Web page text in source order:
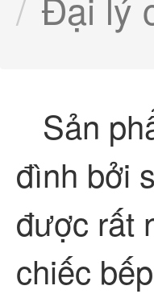
Sản
đình bởi
được rất
chiếc